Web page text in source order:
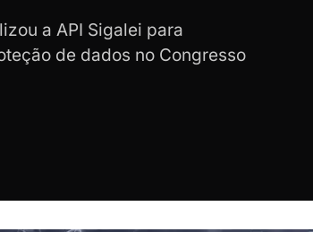
a API Sigalei para
de dados no Congresso